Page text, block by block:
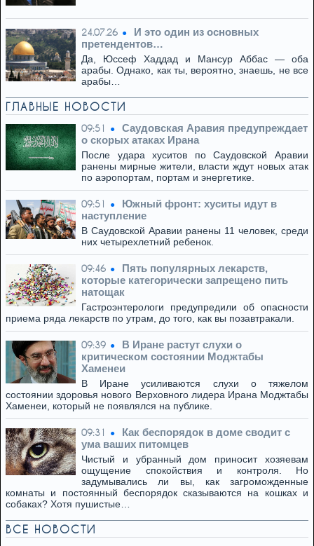
24.07.26
И это один из основных
претендентов…
Да, Юссеф Хаддад и Мансур Аббас — оба
арабы. Однако, как ты, вероятно, знаешь, не все
арабы…
ГЛАВНЫЕ НОВОСТИ
09:51
Саудовская Аравия предупреждает
о скорых атаках Ирана
После удара хуситов по Саудовской Аравии
ранены мирные жители, власти ждут новых атак
по аэропортам, портам и энергетике.
09:51
Южный фронт: хуситы идут в
наступление
В Саудовской Аравии ранены 11 человек, среди
них четырехлетний ребенок.
09:46
Пять популярных лекарств,
которые категорически запрещено пить
натощак
Гастроэнтерологи предупредили об опасности
приема ряда лекарств по утрам, до того, как вы позавтракали.
09:39
В Иране растут слухи о
критическом состоянии Моджтабы
Хаменеи
В Иране усиливаются слухи о тяжелом
состоянии здоровья нового Верховного лидера Ирана Моджтабы
Хаменеи, который не появлялся на публике.
09:31
Как беспорядок в доме сводит с
ума ваших питомцев
Чистый и убранный дом приносит хозяевам
ощущение спокойствия и контроля. Но
задумывались ли вы, как загроможденные
комнаты и постоянный беспорядок сказываются на кошках и
собаках? Хотя пушистые…
ВСЕ НОВОСТИ